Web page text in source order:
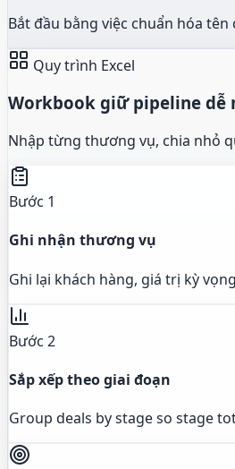
Bắt đầu bằng việc chuẩn hóa
Quy trình Excel
Workbook giữ pipeline dễ
Nhập từng thương vụ, chia nhỏ
Bước 1
Ghi nhận thương vụ
Ghi lại khách hàng, giá trị kỳ
Bước 2
Sắp xếp theo giai đoạn
Group deals by stage so stage